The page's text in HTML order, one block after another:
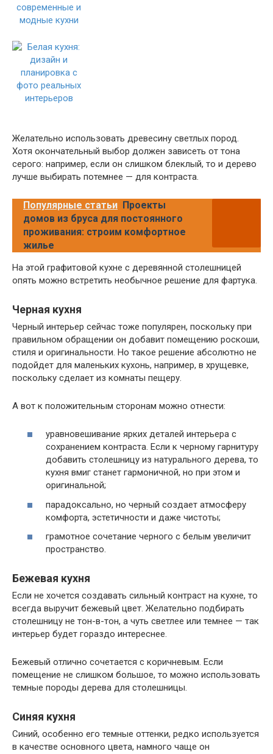
Желательно использовать древесину светлых пород.
Хотя окончательный выбор должен зависеть от тона
серого: например, если он слишком блеклый, то и дерево
лучше выбирать потемнее — для контраста.
Популярные статьи Проекты
домов из бруса для постоянного
проживания: строим комфортное
жилье
На этой графитовой кухне с деревянной столешницей
опять можно встретить необычное решение для фартука.
Черная кухня
Черный интерьер сейчас тоже популярен, поскольку при
правильном обращении он добавит помещению роскоши,
стиля и оригинальности. Но такое решение абсолютно не
подойдет для маленьких кухонь, например, в хрущевке,
поскольку сделает из комнаты пещеру.
А вот к положительным сторонам можно отнести:
уравновешивание ярких деталей интерьера с
сохранением контраста. Если к черному гарнитуру
добавить столешницу из натурального дерева, то
кухня вмиг станет гармоничной, но при этом и
оригинальной;
парадоксально, но черный создает атмосферу
комфорта, эстетичности и даже чистоты;
грамотное сочетание черного с белым увеличит
пространство.
Бежевая кухня
Если не хочется создавать сильный контраст на кухне, то
всегда выручит бежевый цвет. Желательно подбирать
столешницу не тон-в-тон, а чуть светлее или темнее — так
интерьер будет гораздо интереснее.
Бежевый отлично сочетается с коричневым. Если
помещение не слишком большое, то можно использовать
темные породы дерева для столешницы.
Синяя кухня
Синий, особенно его темные оттенки, редко используется
в качестве основного цвета, намного чаще он